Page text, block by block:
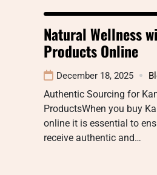
Natural Wellness
Products Online
December 18, 2025
Authentic Sourcing for
ProductsWhen you buy
online it is essential to
receive authentic and…